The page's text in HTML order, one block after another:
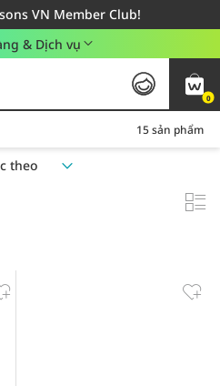
VN Member Club!
cho đơn hàng từ 249,000Đ
dụng khu vực TP. Hồ Chí Minh
& Dịch vụ
0
15 sản phẩm
theo